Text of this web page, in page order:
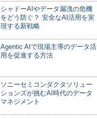
シャドーAIやデータ漏洩の危機
をどう防ぐ？ 安全なAI活用を実
現する新戦略
Agentic AIで現場主導のデータ活
用を促進する方法
ソニーセミコンダクタソリュー
ションズが挑むAI時代のデータ
マネジメント